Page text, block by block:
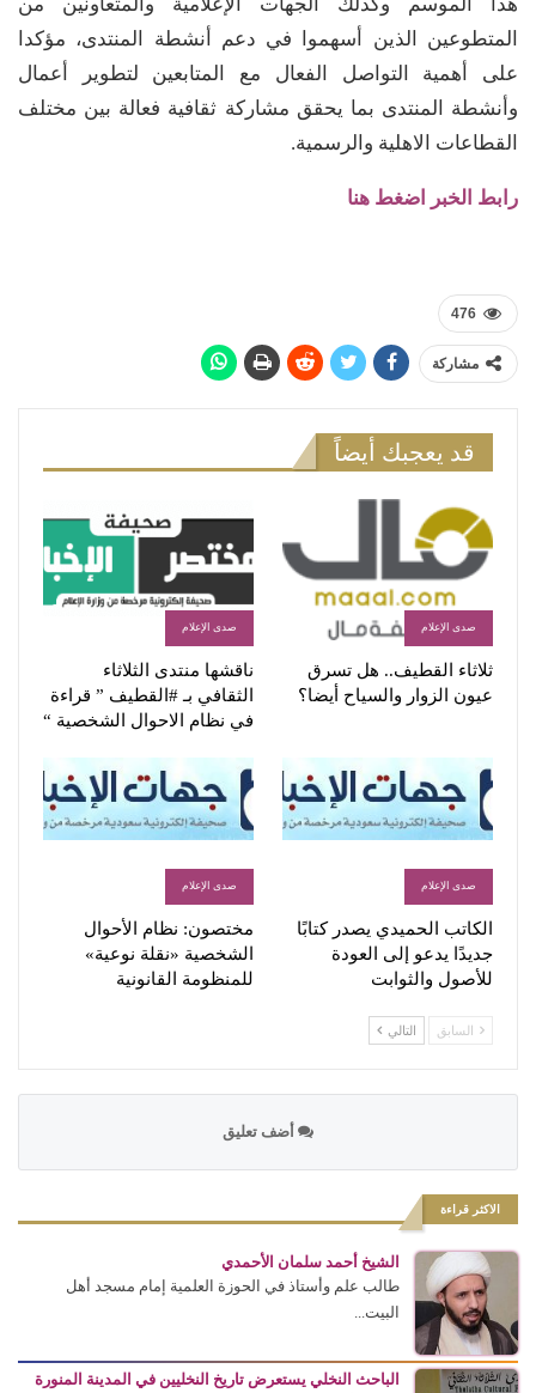
المتطوعين الذين أسهموا في دعم أنشطة المنتدى، مؤكدا
على أهمية التواصل الفعال مع المتابعين لتطوير أعمال
وأنشطة المنتدى بما يحقق مشاركة ثقافية فعالة بين مختلف
القطاعات الاهلية والرسمية.
رابط الخبر اضغط هنا
476
مشاركة
قد يعجبك أيضاً
صدى الإعلام
ثلاثاء القطيف.. هل تسرق
عيون الزوار والسياح أيضا؟
صدى الإعلام
ناقشها منتدى الثلاثاء
الثقافي بـ #القطيف ” قراءة
في نظام الاحوال الشخصية “
صدى الإعلام
الكاتب الحميدي يصدر كتابًا
جديدًا يدعو إلى العودة
للأصول والثوابت
صدى الإعلام
مختصون: نظام الأحوال
الشخصية «نقلة نوعية»
للمنظومة القانونية
السابق التالي
أضف تعليق
الاكثر قراءة
الشيخ أحمد سلمان الأحمدي
طالب علم وأستاذ في الحوزة العلمية إمام مسجد أهل
البيت...
الباحث النخلي يستعرض تاريخ النخليين في المدينة المنورة